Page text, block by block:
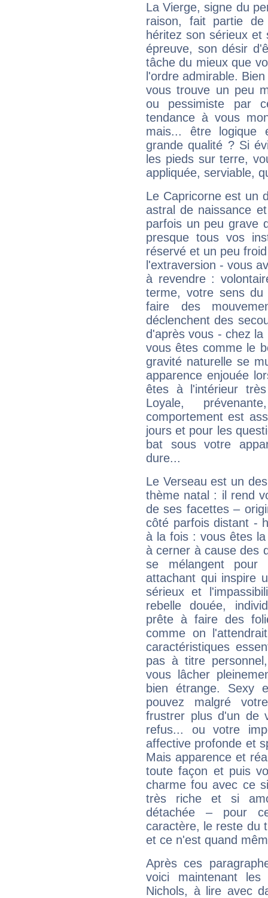
La Vierge, signe du
raison, fait partie
héritez son sérieux
épreuve, son désir
tâche du mieux que
l'ordre admirable.
vous trouve un peu
ou pessimiste par
tendance à vous
mais... être logique
grande qualité ? Si
les pieds sur terre,
appliquée, serviable,
Le Capricorne est un
astral de naissance
parfois un peu grave
presque tous vos
réservé et un peu
l'extraversion - vous
à revendre :
terme, votre sens
faire des
déclenchent des
d'après vous - chez
vous êtes comme le
gravité naturelle se
apparence enjouée
êtes à l'intérieur
Loyale,
comportement est
jours et pour les
bat sous votre
dure...
Le Verseau est un
thème natal : il rend
de ses facettes –
côté parfois distant -
à la fois : vous êtes
à cerner à cause des
se mélangent
attachant qui inspire
sérieux et
rebelle douée,
prête à faire des
comme on
caractéristiques
pas à titre
vous lâcher
bien étrange. Sexy
pouvez malgré
frustrer plus d'un de
refus... ou votre
affective profonde et
Mais apparence et
toute façon et puis
charme fou avec ce
très riche et si
détachée – pour
caractère, le reste du
et ce n'est quand
Après ces
voici maintenant
Nichols, à lire avec